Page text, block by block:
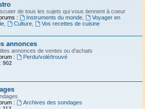
de tous les sujets qui vous tiennent à coeur
:
Instruments du monde,
Voyager en
Culture,
Vos recettes de cuisine
annonces
annonces de ventes ou d'achats
:
Perdu/volé/trouvé
902
:
Archives des sondages